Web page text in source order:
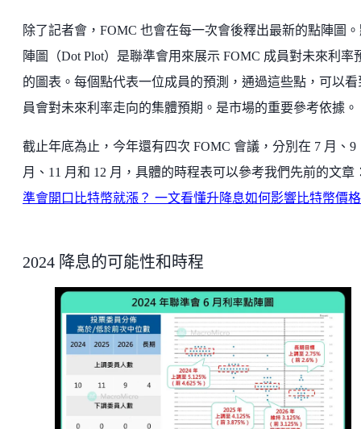
除了記者會，FOMC 也會在每一次會後釋出最新的點陣圖
陣圖（Dot Plot）是聯準會用來展示 FOMC 成員對未來利率
的圖表。每個點代表一位成員的預測，通過這些點，可以看
員會對未來利率走向的集體預期。是市場的重要參考依據。
截止年底為止，今年還有四次 FOMC 會議，分別在 7 月、9
月、11 月和 12 月，具體的時程表可以參考我們先前的文章
準會開口比特幣就漲？ 一文看懂升降息如何影響比特幣價格
2024 降息的可能性和時程